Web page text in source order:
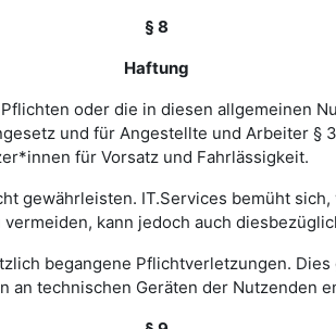
§ 8
Haftung
oder die in diesen allgemeinen
und für Angestellte und Arbeiter
für Vorsatz und Fahrlässigkeit.
gewährleisten. IT.Services bemüht
kann jedoch auch
begangene Pflichtverletzungen.
an technischen Geräten der Nutzenden